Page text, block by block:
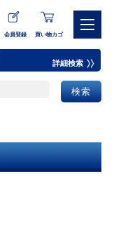
会員登録 買い物カゴ
詳細検索